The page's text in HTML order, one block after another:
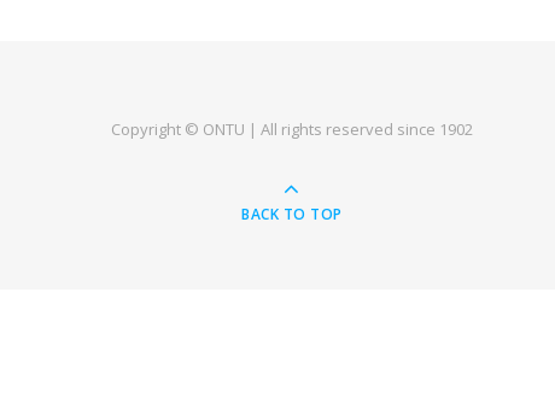
Copyright © ONTU | All rights reserved since 1902
BACK TO TOP